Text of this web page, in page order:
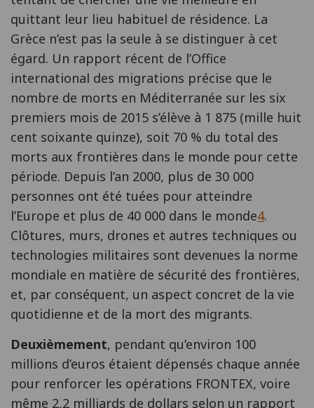
quittant leur lieu habituel de résidence. La
Grèce n’est pas la seule à se distinguer à cet
égard. Un rapport récent de l’Office
international des migrations précise que le
nombre de morts en Méditerranée sur les six
premiers mois de 2015 s’élève à 1 875 (mille huit
cent soixante quinze), soit 70 % du total des
morts aux frontières dans le monde pour cette
période. Depuis l’an 2000, plus de 30 000
personnes ont été tuées pour atteindre
l’Europe et plus de 40 000 dans le monde4.
Clôtures, murs, drones et autres techniques ou
technologies militaires sont devenues la norme
mondiale en matière de sécurité des frontières,
et, par conséquent, un aspect concret de la vie
quotidienne et de la mort des migrants.
Deuxièmement, pendant qu’environ 100
millions d’euros étaient dépensés chaque année
pour renforcer les opérations FRONTEX, voire
même 2,2 milliards de dollars selon un rapport